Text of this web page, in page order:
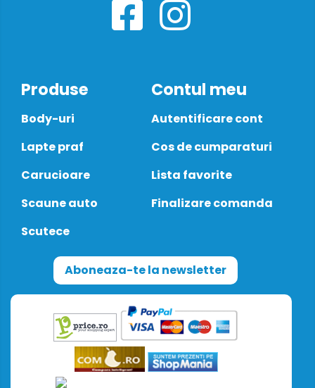
Produse
Body-uri
Lapte praf
Carucioare
Scaune auto
Scutece
Contul meu
Autentificare cont
Cos de cumparaturi
Lista favorite
Finalizare comanda
Aboneaza-te la newsletter